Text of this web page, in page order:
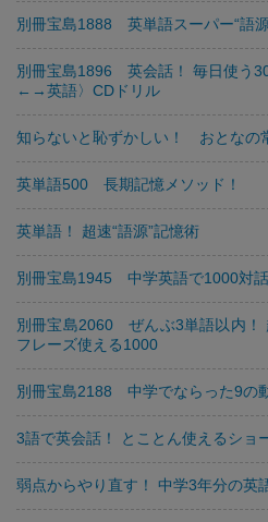
別冊宝島1888 英単語スーパー“語
別冊宝島1896 英会話！ 毎日使う
←→英語〉CDドリル
知らないと恥ずかしい！ おとなの
英単語500 長期記憶メソッド！
英単語！ 超速“語源”記憶術
別冊宝島1945 中学英語で1000対話
別冊宝島2060 ぜんぶ3単語以内！
フレーズ使える1000
別冊宝島2188 中学でならった9の
3語で英会話！ とことん使えるショ
弱点からやり直す！ 中学3年分の英